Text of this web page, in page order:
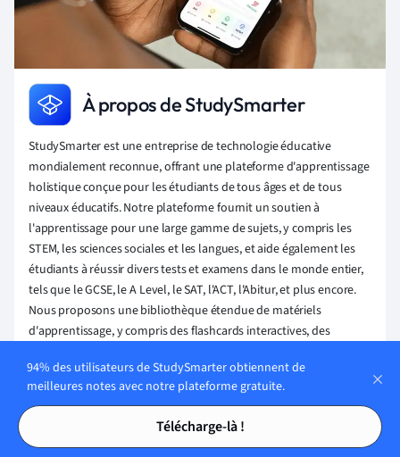
Tables des matières
Tables des matières
À propos de StudySmarter
StudySmarter est une entreprise de technologie éducative
mondialement reconnue, offrant une plateforme d'apprentissage
holistique conçue pour les étudiants de tous âges et de tous
niveaux éducatifs. Notre plateforme fournit un soutien à
l'apprentissage pour une large gamme de sujets, y compris les
STEM, les sciences sociales et les langues, et aide également les
étudiants à réussir divers tests et examens dans le monde entier,
tels que le GCSE, le A Level, le SAT, l'ACT, l'Abitur, et plus encore.
Nous proposons une bibliothèque étendue de matériels
d'apprentissage, y compris des flashcards interactives, des
détaillées. La technologie de pointe et les outils que nous
fournissons aident les étudiants à créer leurs propres matériels
d'apprentissage. Le contenu de StudySmarter est non seulement
vérifié par des experts, mais également régulièrement mis à jour
94% des utilisateurs de StudySmarter obtiennent de
meilleures notes avec notre plateforme gratuite.
Télécharge-là !